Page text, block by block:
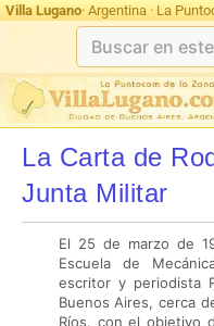
Villa Lugano· Argentina · La
La Carta de
Junta Militar
El 25 de marzo de
Escuela de
escritor y periodista
Buenos Aires, cerca
Ríos, con el objetivo